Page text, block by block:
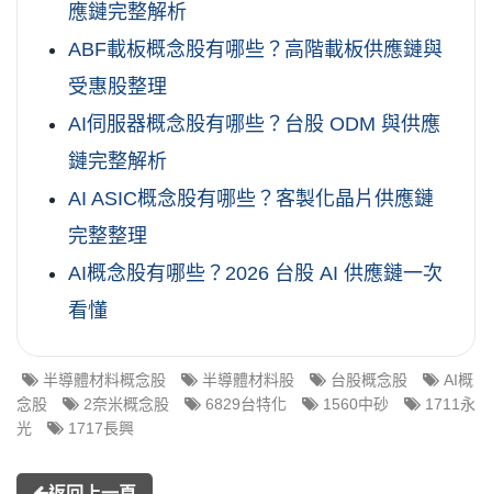
應鏈完整解析
ABF載板概念股有哪些？高階載板供應鏈與
受惠股整理
AI伺服器概念股有哪些？台股 ODM 與供應
鏈完整解析
AI ASIC概念股有哪些？客製化晶片供應鏈
完整整理
AI概念股有哪些？2026 台股 AI 供應鏈一次
看懂
半導體材料概念股 半導體材料股 台股概念股
AI概
念股
2奈米概念股 6829台特化 1560中砂
1711永
光
1717長興